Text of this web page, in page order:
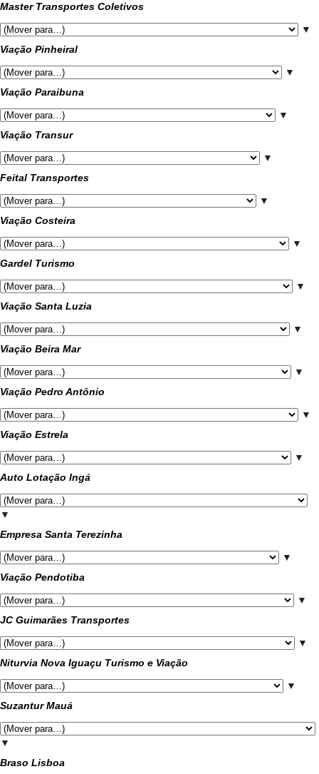
Master Transportes Coletivos
▼
Viação Pinheiral
▼
Viação Paraibuna
▼
Viação Transur
▼
Feital Transportes
▼
Viação Costeira
▼
Gardel Turismo
▼
Viação Santa Luzia
▼
Viação Beira Mar
▼
Viação Pedro Antônio
▼
Viação Estrela
▼
Auto Lotação Ingá
▼
Empresa Santa Terezinha
▼
Viação Pendotiba
▼
JC Guimarães Transportes
▼
Niturvia Nova Iguaçu Turismo e Viação
▼
Suzantur Mauá
▼
Braso Lisboa